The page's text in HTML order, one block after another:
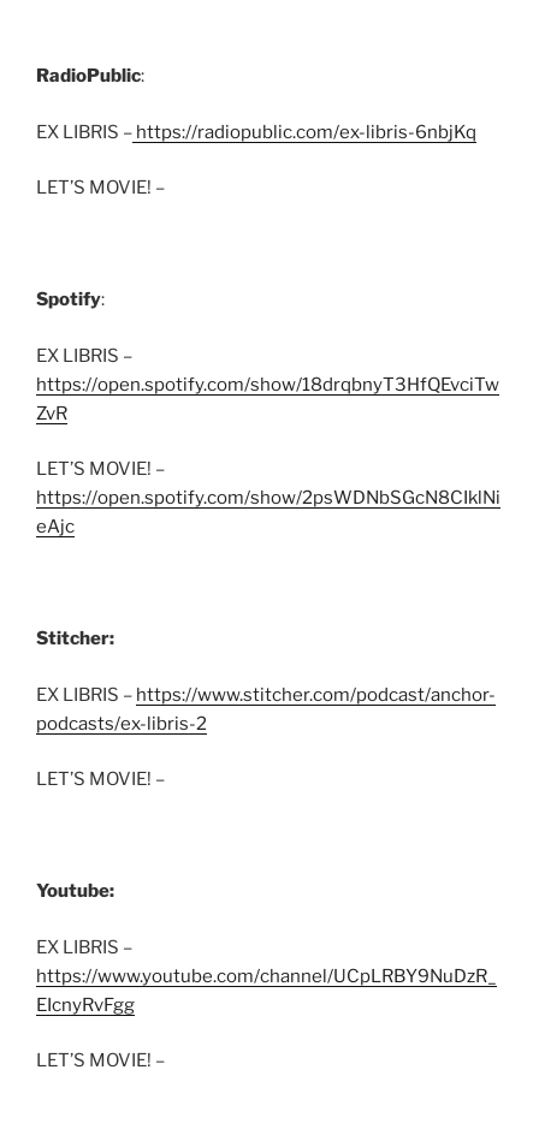
RadioPublic:
EX LIBRIS – https://radiopublic.com/ex-libris-6nbjKq
LET’S MOVIE! –
Spotify:
EX LIBRIS –
https://open.spotify.com/show/18drqbnyT3HfQEvciTw
ZvR
LET’S MOVIE! –
https://open.spotify.com/show/2psWDNbSGcN8CIklNi
eAjc
Stitcher:
EX LIBRIS – https://www.stitcher.com/podcast/anchor-
podcasts/ex-libris-2
LET’S MOVIE! –
Youtube:
EX LIBRIS –
https://www.youtube.com/channel/UCpLRBY9NuDzR_
EIcnyRvFgg
LET’S MOVIE! –